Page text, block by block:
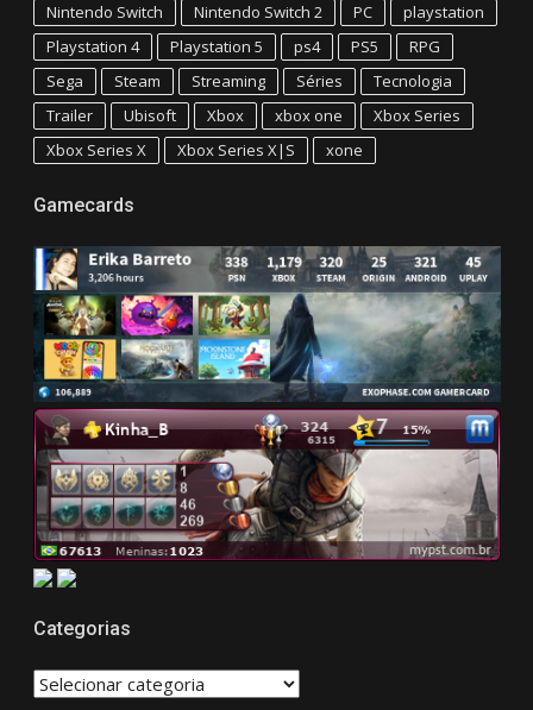
Nintendo Switch
Nintendo Switch 2 PC
playstation
Playstation 4
Playstation 5 ps4 PS5
RPG
Sega
Steam Streaming Séries
Tecnologia
Trailer
Ubisoft Xbox xbox one
Xbox Series
Xbox Series X
Xbox Series X|S xone
Gamecards
Categorias
CATEGORIAS